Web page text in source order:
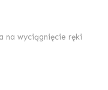
na wyciągnięcie ręki